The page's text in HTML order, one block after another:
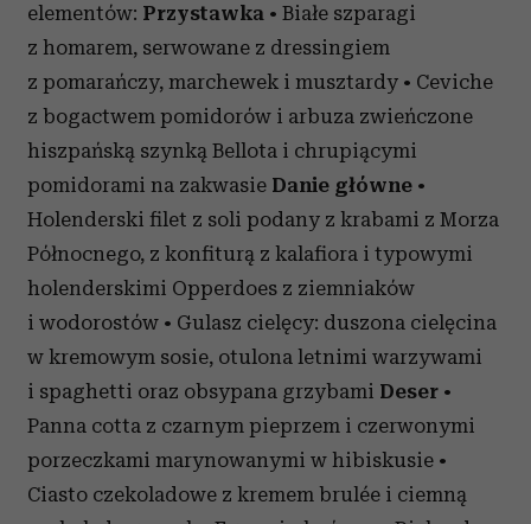
elementów: Przystawka • Białe szparagi
z homarem, serwowane z dressingiem
z pomarańczy, marchewek i musztardy • Ceviche
z bogactwem pomidorów i arbuza zwieńczone
hiszpańską szynką Bellota i chrupiącymi
pomidorami na zakwasie Danie główne •
Holenderski filet z soli podany z krabami z Morza
Północnego, z konfiturą z kalafiora i typowymi
holenderskimi Opperdoes z ziemniaków
i wodorostów • Gulasz cielęcy: duszona cielęcina
w kremowym sosie, otulona letnimi warzywami
i spaghetti oraz obsypana grzybami Deser •
Panna cotta z czarnym pieprzem i czerwonymi
porzeczkami marynowanymi w hibiskusie •
Ciasto czekoladowe z kremem brulée i ciemną